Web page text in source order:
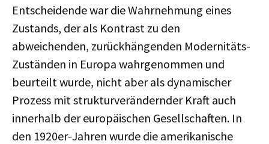
Entscheidende war die Wahrnehmung eines
Zustands, der als Kontrast zu den
abweichenden, zurückhängenden Modernitäts-
Zuständen in Europa wahrgenommen und
beurteilt wurde, nicht aber als dynamischer
Prozess mit strukturverändernder Kraft auch
innerhalb der europäischen Gesellschaften. In
den 1920er-Jahren wurde die amerikanische